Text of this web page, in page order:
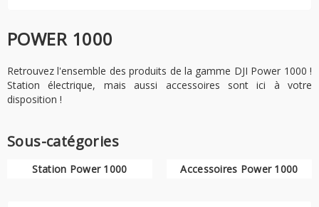
POWER 1000
Retrouvez l'ensemble des produits de la gamme DJI Power 1000 !
Station électrique, mais aussi accessoires sont ici à votre
disposition !
Sous-catégories
Station Power 1000 Accessoires Power 1000